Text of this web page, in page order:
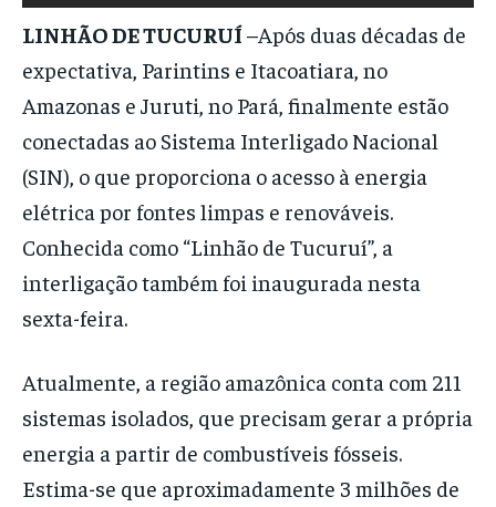
LINHÃO DE TUCURUÍ–Após duas décadas de
expectativa, Parintins e Itacoatiara, no
Amazonas e Juruti, no Pará, finalmente estão
conectadas ao Sistema Interligado Nacional
(SIN), o que proporciona o acesso à energia
elétrica por fontes limpas e renováveis.
Conhecida como “Linhão de Tucuruí”, a
interligação também foi inaugurada nesta
sexta-feira.
Atualmente, a região amazônica conta com 211
sistemas isolados, que precisam gerar a própria
energia a partir de combustíveis fósseis.
Estima-se que aproximadamente 3 milhões de